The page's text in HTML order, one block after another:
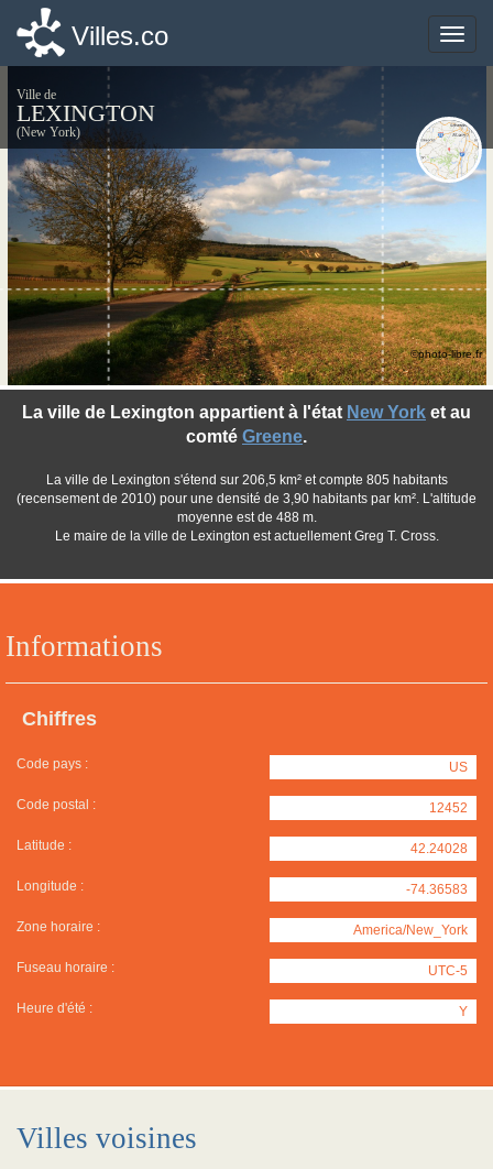
Toggle
Villes.co
Ville de
LEXINGTON
(New York)
Informations
Chiffres
Code pays : US
Code postal : 12452
Latitude : 42.24028
Longitude : -74.36583
Zone horaire : America/New_York
Fuseau horaire : UTC-5
Heure d'été : Y
La ville de Lexington appartient à l'état New York et au
comté Greene.
La ville de Lexington s'étend sur 206,5 km² et compte 805 habitants
(recensement de 2010) pour une densité de 3,90 habitants par km². L'altitude
moyenne est de 488 m.
Le maire de la ville de Lexington est actuellement Greg T. Cross.
©photo-libre.fr
Villes voisines
Toggle
Villes.co